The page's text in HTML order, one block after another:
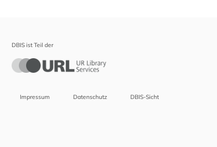
DBIS ist Teil der
Impressum Datenschutz DBIS-Sicht